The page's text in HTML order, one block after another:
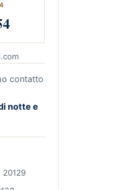
contatto
notte e